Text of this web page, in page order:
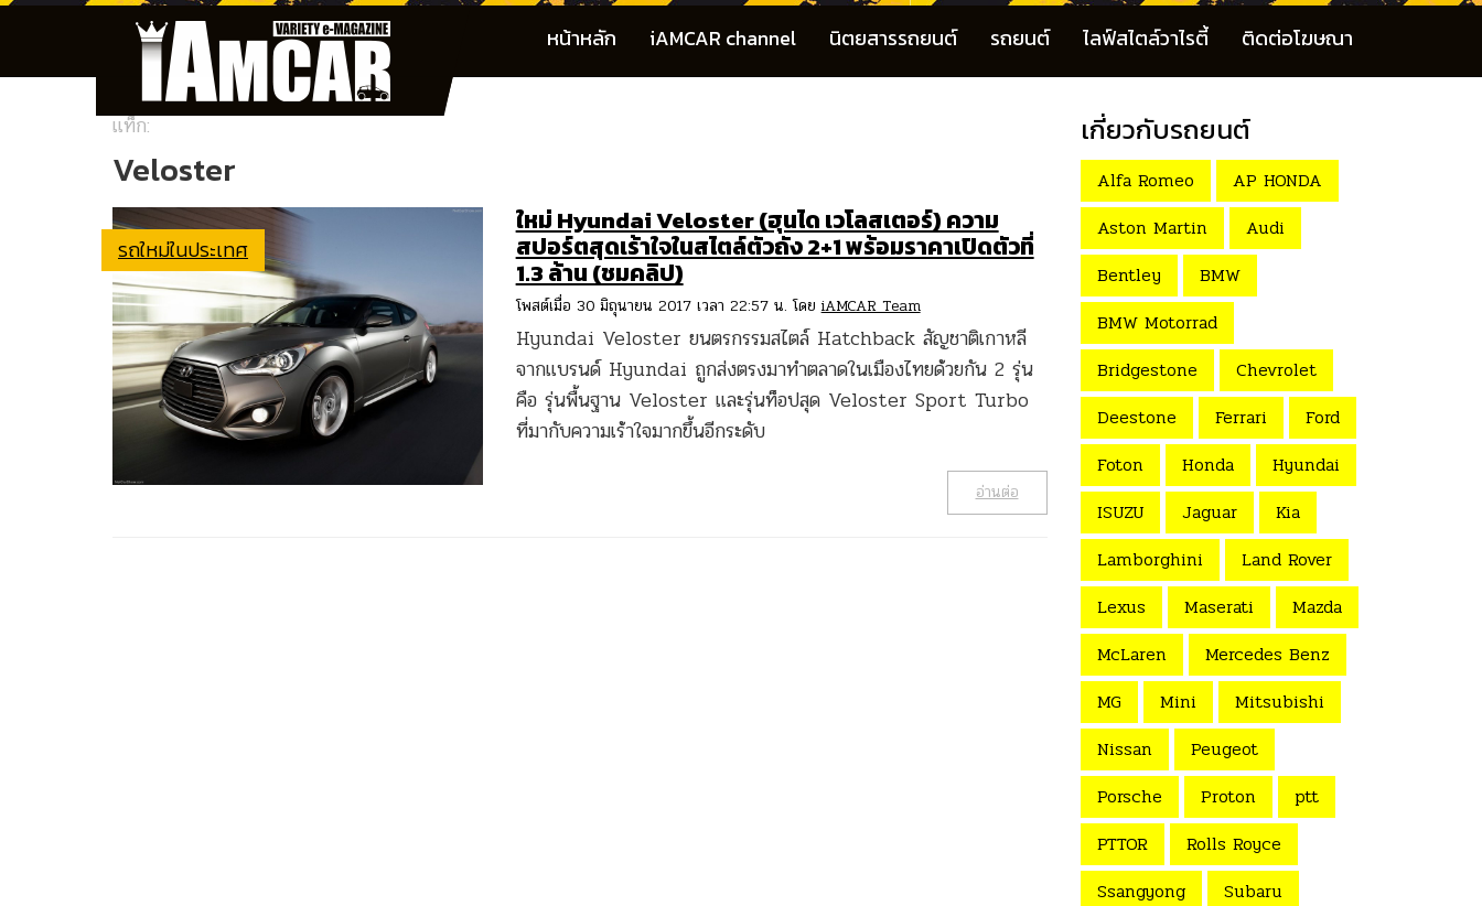
หน้าหลัก iAMCAR channel นิตยสารรถยนต์ รถยนต์ ไลฟ์สไตล์วาไรตี้ ติดต่อโฆษณา
แท็ก:
Veloster
รถใหม่ในประเทศ
ใหม่ Hyundai Veloster (ฮุนได เวโลสเตอร์) ความ
สปอร์ตสุดเร้าใจในสไตล์ตัวถัง 2+1 พร้อมราคาเปิดตัวที่
1.3 ล้าน (ชมคลิป)
โพสต์เมื่อ 30 มิถุนายน 2017 เวลา 22:57 น. โดย iAMCAR Team
Hyundai Veloster ยนตรกรรมสไตล์ Hatchback สัญชาติเกาหลี
จากแบรนด์ Hyundai ถูกส่งตรงมาทำตลาดในเมืองไทยด้วยกัน 2 รุ่น
คือ รุ่นพื้นฐาน Veloster และรุ่นท็อปสุด Veloster Sport Turbo
ที่มากับความเร้าใจมากขึ้นอีกระดับ
อ่านต่อ
เกี่ยวกับรถยนต์
Alfa Romeo
AP HONDA
Aston Martin
Audi
Bentley
BMW
BMW Motorrad
Bridgestone
Chevrolet
Deestone
Ferrari
Ford
Foton
Honda
Hyundai
ISUZU
Jaguar
Kia
Lamborghini
Land Rover
Lexus
Maserati
Mazda
McLaren
Mercedes Benz
MG
Mini
Mitsubishi
Nissan
Peugeot
Porsche
Proton
ptt
PTTOR
Rolls Royce
Ssangyong
Subaru